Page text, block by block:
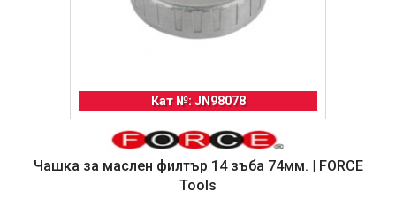
Кат №: JN98078
Чашка за маслен филтър 14 зъба 74мм. | FORCE
Tools